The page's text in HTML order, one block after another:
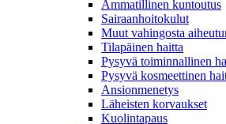
Ammatillinen kuntoutus
Sairaanhoitokulut
Muut vahingosta
Tilapäinen haitta
Pysyvä toiminnallinen
Pysyvä kosmeettinen
Ansionmenetys
Läheisten korvaukset
Kuolintapaus